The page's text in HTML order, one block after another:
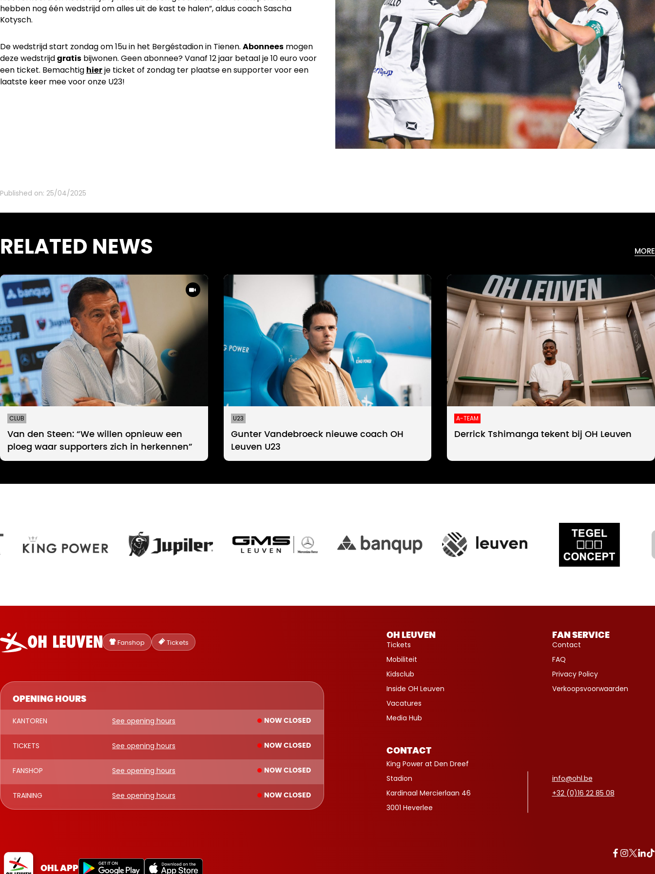
hebben nog één wedstrijd om alles uit de kast te halen”, aldus coach Sascha
Kotysch.
De wedstrijd start zondag om 15u in het Bergéstadion in Tienen. Abonnees mogen
deze wedstrijd gratis bijwonen. Geen abonnee? Vanaf 12 jaar betaal je 10 euro voor
een ticket. Bemachtig hier je ticket of zondag ter plaatse en supporter voor een
laatste keer mee voor onze U23!
Published on: 25/04/2025
RELATED NEWS MORE
CLUB
Van den Steen: “We willen opnieuw een
ploeg waar supporters zich in herkennen”
U23
Gunter Vandebroeck nieuwe coach OH
Leuven U23
A-TEAM
Derrick Tshimanga tekent bij OH Leuven
Oud-
Heverlee
Leuven
Fanshop Tickets
OPENING HOURS
KANTOREN See opening hours NOW CLOSED
TICKETS See opening hours NOW CLOSED
FANSHOP See opening hours NOW CLOSED
TRAINING See opening hours NOW CLOSED
OH LEUVEN
Tickets
Mobiliteit
Kidsclub
Inside OH Leuven
Vacatures
Media Hub
FAN SERVICE
Contact
FAQ
Privacy Policy
Verkoopsvoorwaarden
CONTACT
King Power at Den Dreef
Stadion
Kardinaal Mercierlaan 46
3001 Heverlee
info@ohl.be
+32 (0)16 22 85 08
OHL APP